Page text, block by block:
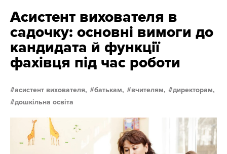
Асистент вихователя в
садочку: основні вимоги до
кандидата й функції
фахівця під час роботи
асистент вихователя, батькам, вчителям,
директорам,
дошкільна освіта